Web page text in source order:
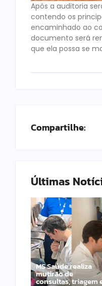
Após a auditoria
contendo os
encaminhado ao
documento será
que ela possa se
Compartilhe:
Últimas
MS Saúde realiza
mutirão de
consultas, triagem
PET – Subea leva